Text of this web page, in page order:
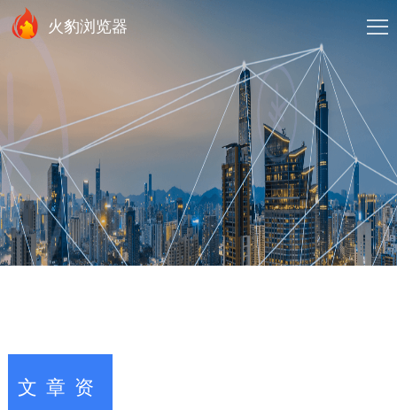
火豹浏览器
文章资